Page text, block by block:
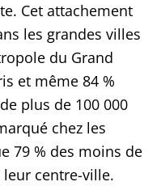
Cet attachement
les grandes villes
du Grand
et même 84 %
plus de 100 000
chez les
79 % des moins de
leur centre-ville.